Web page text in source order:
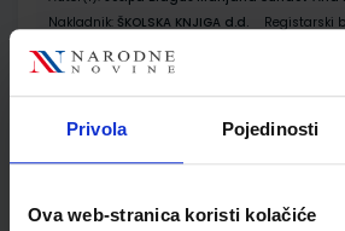
Privola Pojedinosti
Ova web-stranica koristi kolačiće
Nakladnik: ŠKOLSKA KNJIGA d.d.
Registarski
ŠIFRA OMOTA: